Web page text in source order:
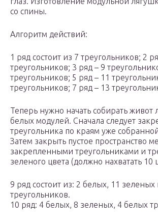
со спины.
Алгоритм действий:
1 ряд состоит из 7 треугольников; 2
треугольников; 3 ряд – 9
треугольников; 5 ряд – 11
треугольников; 7 ряд – 13
Теперь нужно начать собирать живот
белых модулей. Сначала следует
треугольника по краям уже
Затем закрыть пустое пространство
закрепленными треугольниками и
зеленого цвета (должно нахватать 10
9 ряд состоит из: 2 белых, 11
треугольников.
10 ряд: 4 белых, 8 зеленых, 4 белых